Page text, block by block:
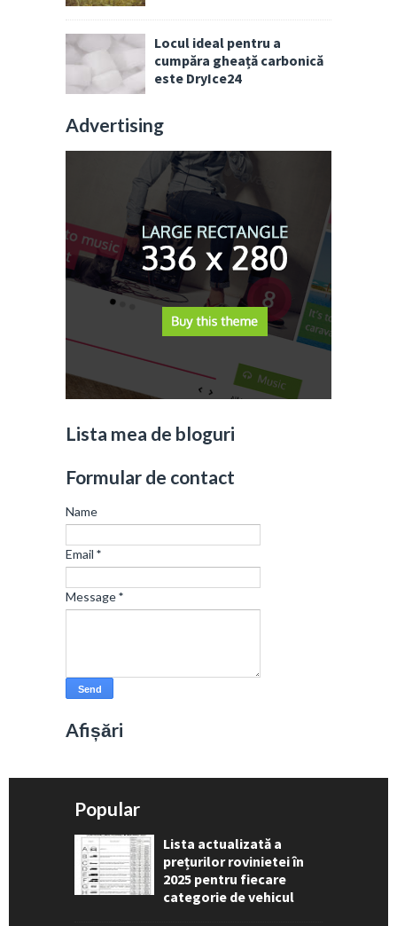
Locul ideal pentru a
cumpăra gheață carbonică
este DryIce24
Advertising
Lista mea de bloguri
Formular de contact
Name
Email *
Message*
Afișări
Popular
Lista actualizată a
prețurilor rovinietei în
2025 pentru fiecare
categorie de vehicul